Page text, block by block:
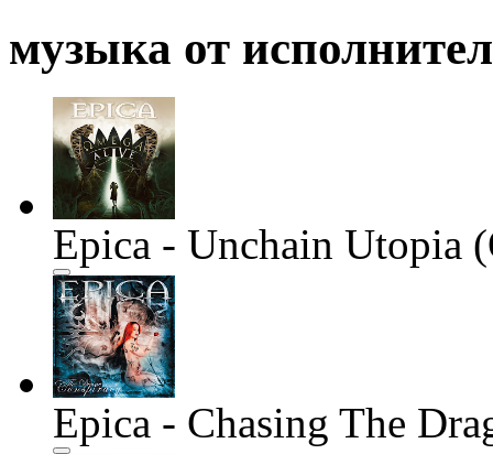
музыка от
Epica - Unchain Utopia
Epica - Chasing The